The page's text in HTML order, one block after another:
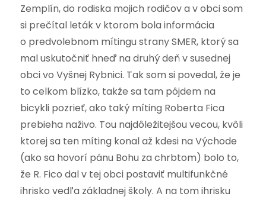
Zemplín, do rodiska mojich rodičov a v obci som
si prečítal leták v ktorom bola informácia
o predvolebnom mítingu strany SMER, ktorý sa
mal uskutočniť hneď na druhý deň v susednej
obci vo Vyšnej Rybnici. Tak som si povedal, že je
to celkom blízko, takže sa tam pôjdem na
bicykli pozrieť, ako taký míting Roberta Fica
prebieha naživo. Tou najdôležitejšou vecou, kvôli
ktorej sa ten míting konal až kdesi na Východe
(ako sa hovorí pánu Bohu za chrbtom) bolo to,
že R. Fico dal v tej obci postaviť multifunkčné
ihrisko vedľa základnej školy. A na tom ihrisku